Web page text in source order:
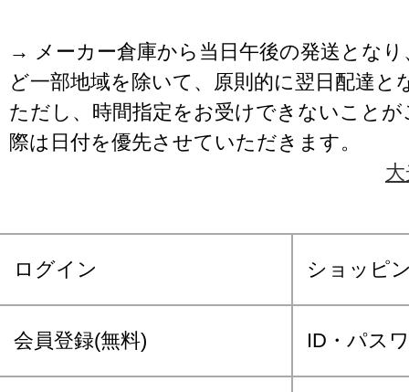
→ メーカー倉庫から当日午後の発送となり
ど一部地域を除いて、原則的に翌日配達と
ただし、時間指定をお受けできないこと
際は日付を優先させていただきます。
ログイン ショッピ
会員登録(無料) ID・パス